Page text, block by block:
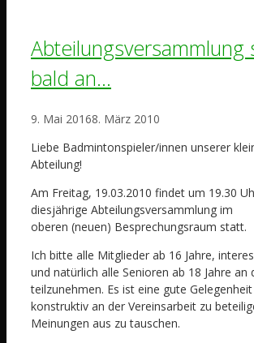
Abteilungsversammlung
bald an…
9. Mai 20168. März 2010
Liebe Badmintonspieler/innen unserer
Abteilung!
Am Freitag, 19.03.2010 findet um 19.30
diesjährige Abteilungsversammlung im
oberen (neuen) Besprechungsraum statt.
Ich bitte alle Mitglieder ab 16 Jahre,
und natürlich alle Senioren ab 18 Jahre an
teilzunehmen. Es ist eine gute
konstruktiv an der Vereinsarbeit zu
Meinungen aus zu tauschen.